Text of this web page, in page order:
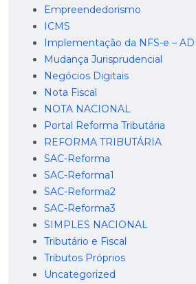
Empreendedorismo
ICMS
Implementação da NFS-e –
Mudança Jurisprudencial
Negócios Digitais
Nota Fiscal
NOTA NACIONAL
Portal Reforma Tributária
REFORMA TRIBUTÁRIA
SAC-Reforma
SAC-Reforma1
SAC-Reforma2
SAC-Reforma3
SIMPLES NACIONAL
Tributário e Fiscal
Tributos Próprios
Uncategorized